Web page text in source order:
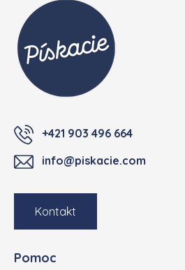
+421 903 496 664
info@piskacie.com
Kontakt
Pomoc